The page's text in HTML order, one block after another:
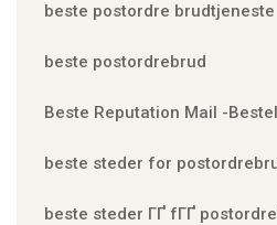
beste postordre brudtjeneste
beste postordrebrud
Beste Reputation Mail -
beste steder for
beste steder ГҐ fГҐ